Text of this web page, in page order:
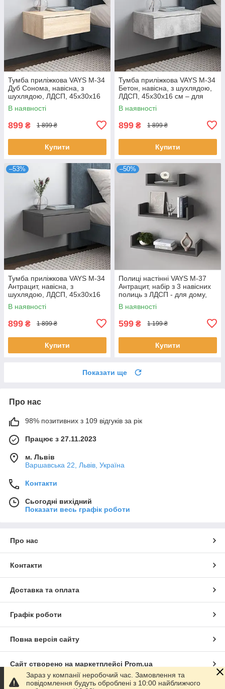
Тумба приліжкова VAYS M-34
Дуб Сонома, навісна, з
шухлядою, ЛДСП, 45х30х16
см – для спальні
В наявності
899 ₴ 1 899 ₴
Купити
Тумба приліжкова VAYS M-34
Бетон, навісна, з шухлядою,
ЛДСП, 45х30х16 см – для
спальні
В наявності
899 ₴ 1 899 ₴
Купити
–53%
Тумба приліжкова VAYS M-34
Антрацит, навісна, з
шухлядою, ЛДСП, 45х30х16
см – для спальні
В наявності
899 ₴ 1 899 ₴
Купити
–50%
Полиці настінні VAYS M-37
Антрацит, набір з 3 навісних
полиць з ЛДСП - для дому,
офісу, вітальні
В наявності
599 ₴ 1 199 ₴
Купити
Показати ще
Про нас
98% позитивних з 109 відгуків за рік
Працює з 27.11.2023
м. Львів
Варшавська 22, Львів, Україна
Контакти
Сьогодні вихідний
Показати весь графік роботи
Про нас
Контакти
Доставка та оплата
Графік роботи
Повна версія сайту
Сайт створено на маркетплейсі Prom.ua
Зараз у компанії неробочий час. Замовлення та
повідомлення будуть оброблені з 10:00 найближчого